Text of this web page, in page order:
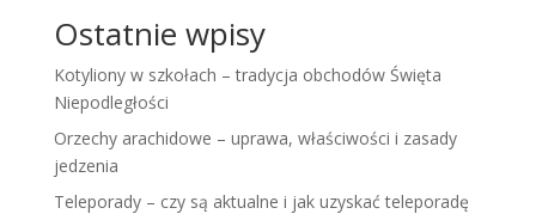
Ostatnie wpisy
Kotyliony w szkołach – tradycja obchodów Święta
Niepodległości
Orzechy arachidowe – uprawa, właściwości i zasady
jedzenia
Teleporady – czy są aktualne i jak uzyskać teleporadę